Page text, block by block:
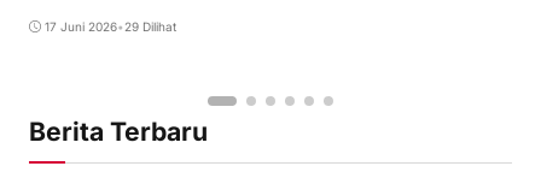
17 Juni 2026• 29 Dilihat
Berita Terbaru